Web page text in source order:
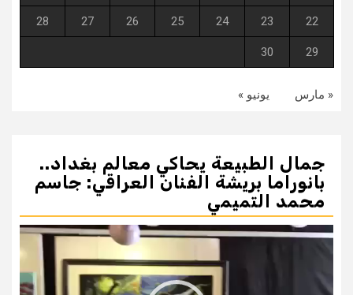
22
23
24
25
26
27
28
29
30
« مارس يونيو »
جمال الطبيعة يحاكي معالم بغداد..
بانوراما بريشة الفنان العراقي: جاسم
محمد التميمي
مشغل
الفيديو